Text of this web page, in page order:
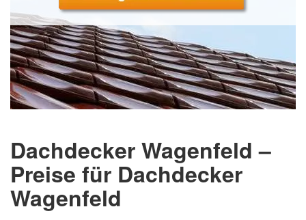
Dachdecker Wagenfeld –
Preise für Dachdecker
Wagenfeld